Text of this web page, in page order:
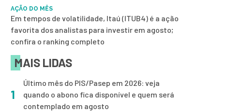
AÇÃO DO MÊS
Em tempos de volatilidade, Itaú (ITUB4) é a ação
favorita dos analistas para investir em agosto;
confira o ranking completo
MAIS LIDAS
1
Último mês do PIS/Pasep em 2026: veja
quando o abono fica disponível e quem será
contemplado em agosto